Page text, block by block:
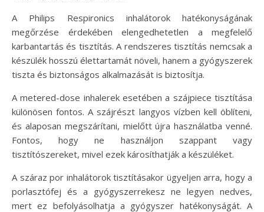
A Philips Respironics inhalátorok hatékonyságának
megőrzése érdekében elengedhetetlen a megfelelő
karbantartás és tisztítás. A rendszeres tisztítás nemcsak a
készülék hosszú élettartamát növeli, hanem a gyógyszerek
tiszta és biztonságos alkalmazását is biztosítja.
A metered-dose inhalerek esetében a szájpiece tisztítása
különösen fontos. A szájrészt langyos vízben kell öblíteni,
és alaposan megszárítani, mielőtt újra használatba venné.
Fontos, hogy ne használjon szappant vagy
tisztítószereket, mivel ezek károsíthatják a készüléket.
A száraz por inhalátorok tisztításakor ügyeljen arra, hogy a
porlasztófej és a gyógyszerrekesz ne legyen nedves,
mert ez befolyásolhatja a gyógyszer hatékonyságát. A